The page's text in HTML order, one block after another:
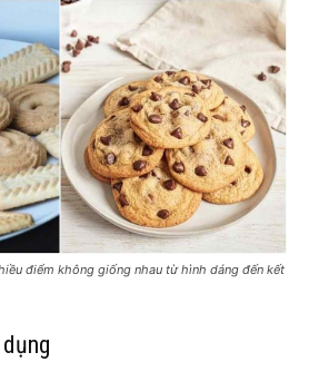
điểm không giống nhau từ hình dáng đến kết